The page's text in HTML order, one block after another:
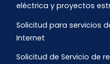
eléctrica y proyectos
Solicitud para servicios
Internet
Solicitud de Servicio de